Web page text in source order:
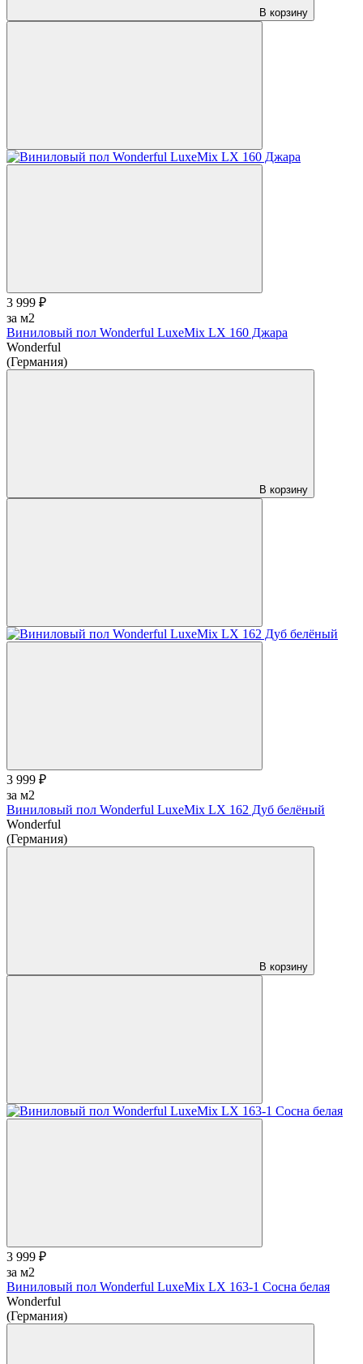
В корзину
3 999 ₽
за м2
Виниловый пол Wonderful LuxeMix LX 160 Джара
Wonderful
(Германия)
В корзину
3 999 ₽
за м2
Виниловый пол Wonderful LuxeMix LХ 162 Дуб белёный
Wonderful
(Германия)
В корзину
3 999 ₽
за м2
Виниловый пол Wonderful LuxeMix LX 163-1 Сосна белая
Wonderful
(Германия)